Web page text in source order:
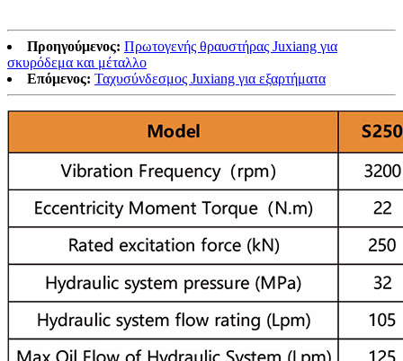
Προηγούμενος: Πρωτογενής θραυστήρας Juxiang για
σκυρόδεμα και μέταλλο
Επόμενος: Ταχυσύνδεσμος Juxiang για εξαρτήματα